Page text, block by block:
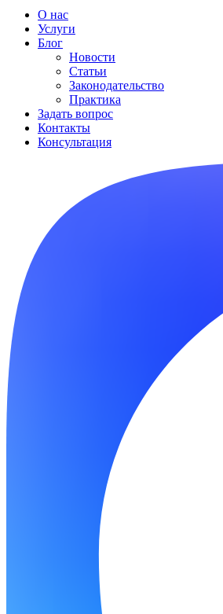
О нас
Услуги
Блог
Новости
Статьи
Законодательство
Практика
Задать вопрос
Контакты
Консультация